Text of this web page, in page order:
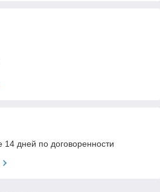
14 дней по договоренности